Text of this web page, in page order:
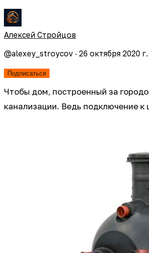
Алексей Стройцов
@alexey_stroycov · 26 октября 2020 г.
Подписаться
Чтобы дом, построенный за
канализации. Ведь подключение